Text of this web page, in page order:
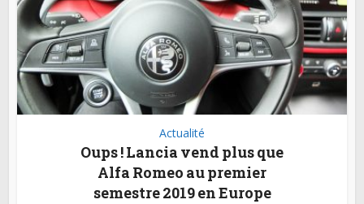
Actualité
Oups ! Lancia vend plus que
Alfa Romeo au premier
semestre 2019 en Europe